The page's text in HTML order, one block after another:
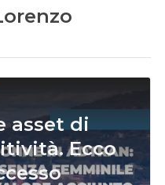
asset di
Ecco